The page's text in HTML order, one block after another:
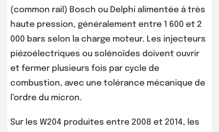
(common rail) Bosch ou Delphi alimentée à très
haute pression, généralement entre 1 600 et 2
000 bars selon la charge moteur. Les injecteurs
piézoélectriques ou solénoïdes doivent ouvrir
et fermer plusieurs fois par cycle de
combustion, avec une tolérance mécanique de
l’ordre du micron.
Sur les W204 produites entre 2008 et 2014, les